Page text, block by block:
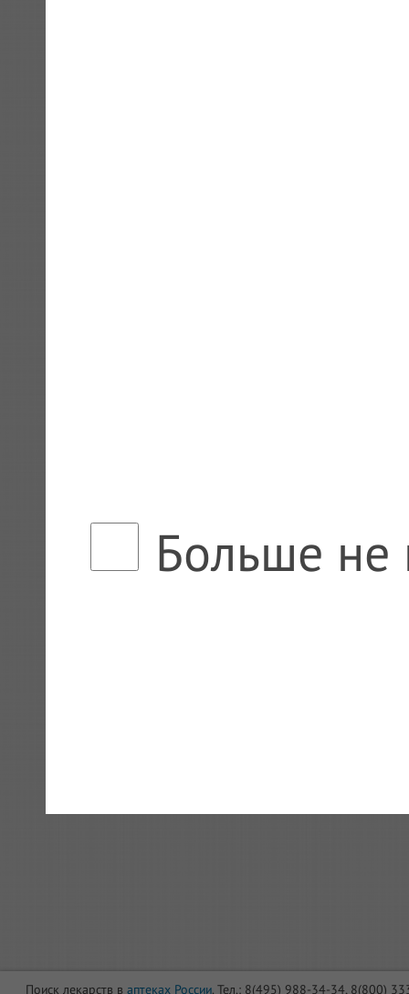
Поиск лекарств в аптеках России. Тел.: 8(495) 988-34-34, 8(800)
Больше не